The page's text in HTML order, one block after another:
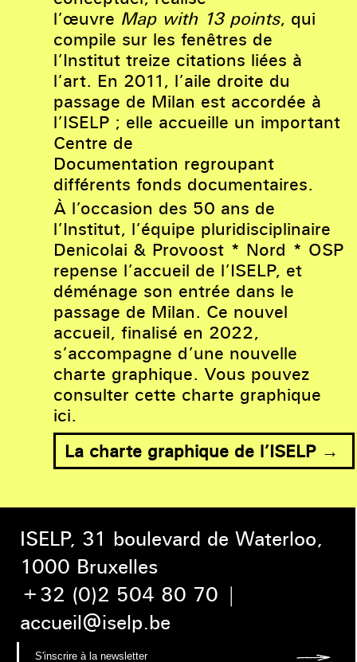
l’œuvre Map with 13 points, qui
compile sur les fenêtres de
l’Institut treize citations liées à
l’art. En 2011, l’aile droite du
passage de Milan est accordée à
l’ISELP ; elle accueille un important
Centre de
Documentation regroupant
différents fonds documentaires.
À l’occasion des 50 ans de
l’Institut, l’équipe pluridisciplinaire
Denicolai & Provoost * Nord * OSP
repense l’accueil de l’ISELP, et
déménage son entrée dans le
passage de Milan. Ce nouvel
accueil, finalisé en 2022,
s’accompagne d’une nouvelle
charte graphique. Vous pouvez
consulter cette charte graphique
ici.
La charte graphique de l’ISELP →
ISELP, 31 boulevard de Waterloo,
1000 Bruxelles
+32 (0)2 504 80 70 |
accueil@iselp.be